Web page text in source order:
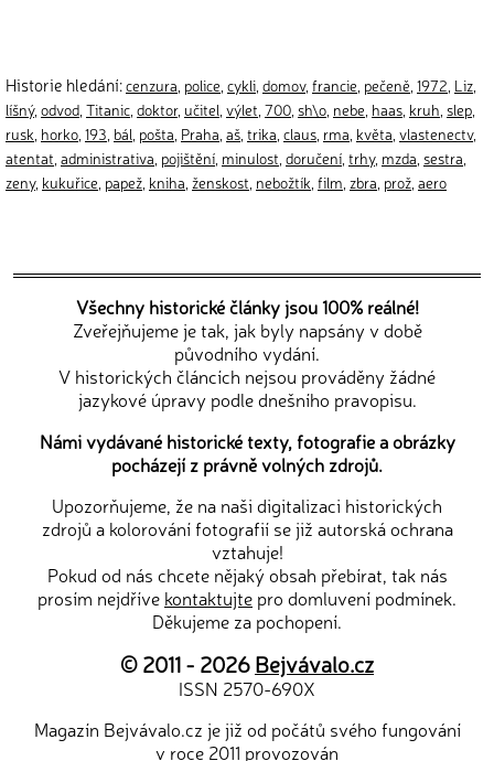
Historie hledání:cenzura police cykli domov, francie pečeně 1972 Liz
líšný, odvod Titanic doktor, učitel výlet 700 sh\o nebe haas kruh slep
rusk horko 193 bál pošta Praha aš trika claus rma květa vlastenectv,
atentat administrativa pojištění minulost doručení trhy, mzda sestra
zeny, kukuřice papež kniha ženskost nebožtík film zbra prož aero
Všechny historické články jsou 100% reálné!
Zveřejňujeme je tak, jak byly napsány v době
původního vydání.
V historických článcích nejsou prováděny žádné
jazykové úpravy podle dnešního pravopisu.
Námi vydávané historické texty, fotografie a obrázky
pocházejí z právně volných zdrojů.
Upozorňujeme, že na naši digitalizaci historických
zdrojů a kolorování fotografií se již autorská ochrana
vztahuje!
Pokud od nás chcete nějaký obsah přebírat, tak nás
prosím nejdříve kontaktujte pro domluvení podmínek.
Děkujeme za pochopení.
© 2011 - 2026Bejvávalo.cz
ISSN 2570-690X
Magazín Bejvávalo.cz je již od počátů svého fungování
v roce 2011 provozován